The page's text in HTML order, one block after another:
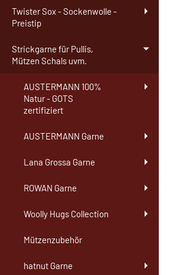
Twister Sox - Sockenwolle -
Preistip
Strickgarne für Pullis,
Mützen Schals uvm.
AUSTERMANN 100%
Natur - GOTS
zertifiziert
AUSTERMANN Garne
Lana Grossa Garne
ROWAN Garne
Woolly Hugs Collection
Mützenzubehör
hatnut Garne